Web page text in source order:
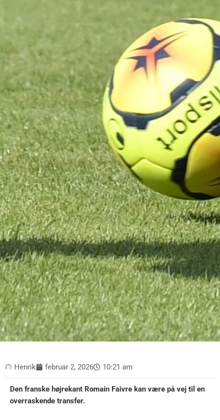
Henrik februar 2, 2026 10:21 am
Den franske højrekant Romain Faivre kan være på vej til en
overraskende transfer.